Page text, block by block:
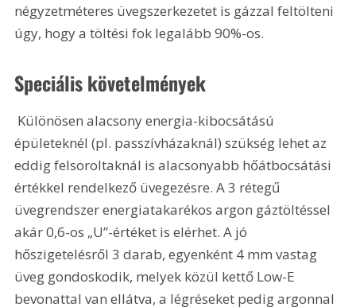
négyzetméteres üvegszerkezetet is gázzal feltölteni
úgy, hogy a töltési fok legalább 90%-os.
Speciális követelmények
épületeknél (pl. passzívházaknál) szükség lehet az
eddig felsoroltaknál is alacsonyabb hőátbocsátási
értékkel rendelkező üvegezésre. A 3 rétegű
üvegrendszer energiatakarékos argon gáztöltéssel
akár 0,6-os „U”-értéket is elérhet. A jó
hőszigetelésről 3 darab, egyenként 4 mm vastag
üveg gondoskodik, melyek közül kettő Low-E
bevonattal van ellátva, a légréseket pedig argonnal